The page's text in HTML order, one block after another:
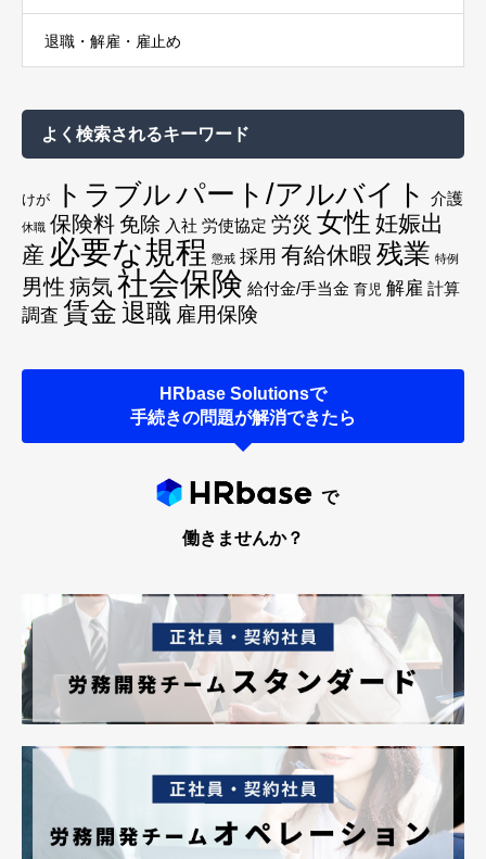
退職・解雇・雇止め
よく検索されるキーワード
けが トラブルパート/アルバイト 介護
休職 保険料 免除 入社 労使協定 労災 女性 妊娠出
産 必要な規程 懲戒 採用 有給休暇 残業 特例
男性 病気 社会保険 給付金/手当金 育児 解雇 計算
調査 賃金退職 雇用保険
HRbase Solutionsで
手続きの問題が解消できたら
で
働きませんか？